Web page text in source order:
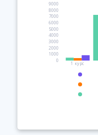
1 курс
0
1000
2000
3000
4000
5000
6000
7000
8000
9000